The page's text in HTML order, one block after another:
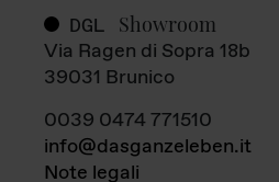
DGL Showroom
Via Ragen di Sopra 18b
39031 Brunico
0039 0474 771510
info@dasganzeleben.it
Note legali